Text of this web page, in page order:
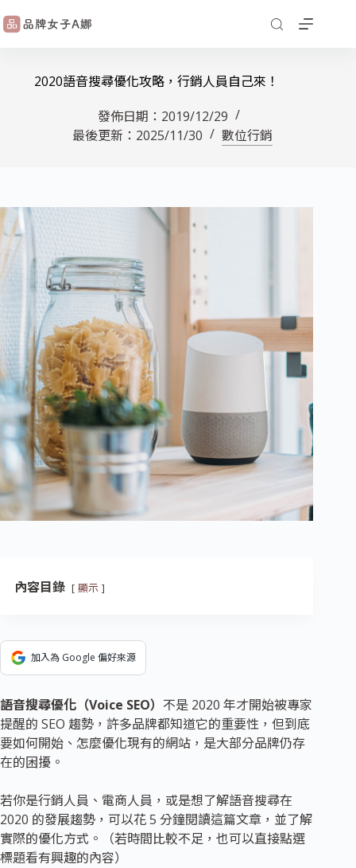
2020語音搜尋優化攻略，行銷人員自己來！
發佈日期： 2019/12/29
最後更新： 2025/11/30 數位行銷
內容目錄 顯示
加入為 Google 偏好來源
語音搜尋優化（Voice SEO） 不是 2020 年才開始被專家
提醒的 SEO 趨勢，許多品牌都知道它的重要性，但到底
要如何開始、怎麼優化現有的網站，是大部分品牌仍存
在的困擾。
若你是行銷人員、電商人員，或是想了解語音搜尋在
2020 的發展趨勢，可以花 5 分鐘閱讀這篇文章，並了解
實際的優化方式。（若時間比較不足，也可以直接點選
標題看有興趣的內容）